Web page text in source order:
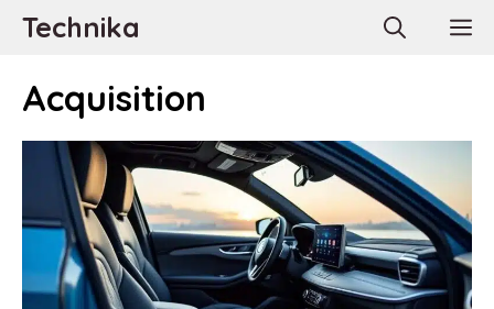
AllerTechnika
Acquisition